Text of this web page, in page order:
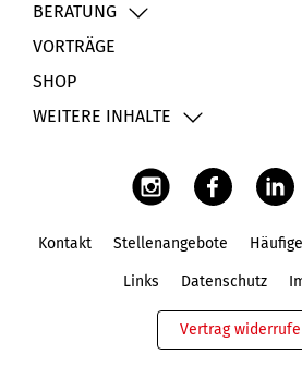
BERATUNG
VORTRÄGE
SHOP
WEITERE INHALTE
Kontakt Stellenangebote
Links Datenschutz
Vertrag